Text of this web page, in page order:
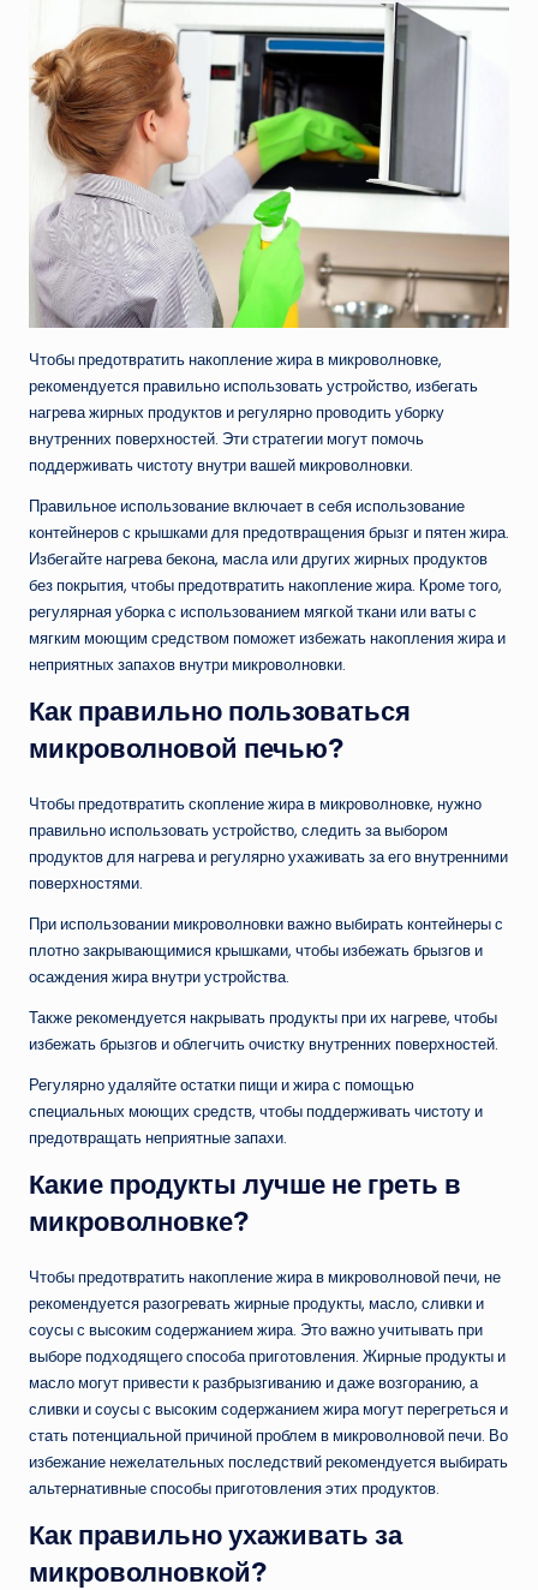
Чтобы предотвратить накопление жира в микроволновке,
рекомендуется правильно использовать устройство, избегать
нагрева жирных продуктов и регулярно проводить уборку
внутренних поверхностей. Эти стратегии могут помочь
поддерживать чистоту внутри вашей микроволновки.
Правильное использование включает в себя использование
контейнеров с крышками для предотвращения брызг и пятен жира.
Избегайте нагрева бекона, масла или других жирных продуктов
без покрытия, чтобы предотвратить накопление жира. Кроме того,
регулярная уборка с использованием мягкой ткани или ваты с
мягким моющим средством поможет избежать накопления жира и
неприятных запахов внутри микроволновки.
Как правильно пользоваться
микроволновой печью?
Чтобы предотвратить скопление жира в микроволновке, нужно
правильно использовать устройство, следить за выбором
продуктов для нагрева и регулярно ухаживать за его внутренними
поверхностями.
При использовании микроволновки важно выбирать контейнеры с
плотно закрывающимися крышками, чтобы избежать брызгов и
осаждения жира внутри устройства.
Также рекомендуется накрывать продукты при их нагреве, чтобы
избежать брызгов и облегчить очистку внутренних поверхностей.
Регулярно удаляйте остатки пищи и жира с помощью
специальных моющих средств, чтобы поддерживать чистоту и
предотвращать неприятные запахи.
Какие продукты лучше не греть в
микроволновке?
Чтобы предотвратить накопление жира в микроволновой печи, не
рекомендуется разогревать жирные продукты, масло, сливки и
соусы с высоким содержанием жира. Это важно учитывать при
выборе подходящего способа приготовления. Жирные продукты и
масло могут привести к разбрызгиванию и даже возгоранию, а
сливки и соусы с высоким содержанием жира могут перегреться и
стать потенциальной причиной проблем в микроволновой печи. Во
избежание нежелательных последствий рекомендуется выбирать
альтернативные способы приготовления этих продуктов.
Как правильно ухаживать за
микроволновкой?